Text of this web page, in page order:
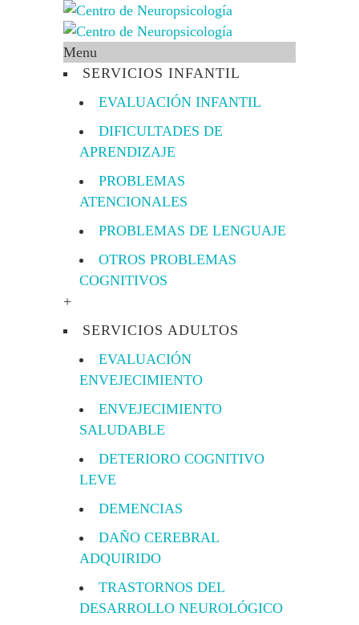
Menu
SERVICIOS INFANTIL
EVALUACIÓN INFANTIL
DIFICULTADES DE
APRENDIZAJE
PROBLEMAS
ATENCIONALES
PROBLEMAS DE LENGUAJE
OTROS PROBLEMAS
COGNITIVOS
+
SERVICIOS ADULTOS
EVALUACIÓN
ENVEJECIMIENTO
ENVEJECIMIENTO
SALUDABLE
DETERIORO COGNITIVO
LEVE
DEMENCIAS
DAÑO CEREBRAL
ADQUIRIDO
TRASTORNOS DEL
DESARROLLO NEUROLÓGICO